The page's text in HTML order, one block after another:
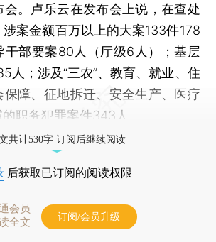
会。卢乐云在发布会上说，在查处
案金额百万以上的大案133件178
干部要案80人（厅级6人）；基层
人；涉及“三农”、教育、就业、住
保障、征地拆迁、安全生产、医疗
职务犯罪案件343人。
共计530字 订阅后继续阅读
后获取已订阅的阅读权限
会员
全文
订阅/会员升级